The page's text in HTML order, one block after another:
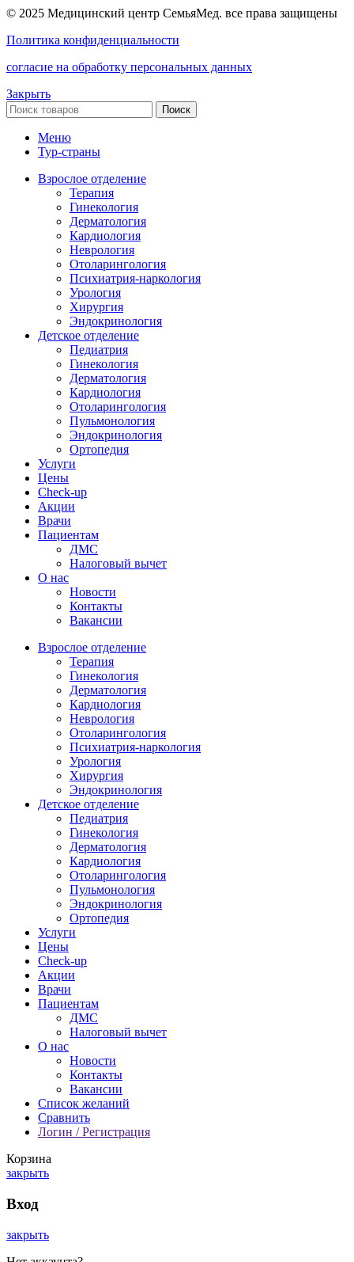
© 2025 Медицинский центр СемьяМед. все права защищены
Политика конфиденциальности
согласие на обработку персональных данных
Закрыть
Поиск
Меню
Тур-страны
Взрослое отделение
Терапия
Гинекология
Дерматология
Кардиология
Неврология
Отоларингология
Психиатрия-наркология
Урология
Хирургия
Эндокринология
Детское отделение
Педиатрия
Гинекология
Дерматология
Кардиология
Отоларингология
Пульмонология
Эндокринология
Ортопедия
Услуги
Цены
Check-up
Акции
Врачи
Пациентам
ДМС
Налоговый вычет
О нас
Новости
Контакты
Вакансии
Взрослое отделение
Терапия
Гинекология
Дерматология
Кардиология
Неврология
Отоларингология
Психиатрия-наркология
Урология
Хирургия
Эндокринология
Детское отделение
Педиатрия
Гинекология
Дерматология
Кардиология
Отоларингология
Пульмонология
Эндокринология
Ортопедия
Услуги
Цены
Check-up
Акции
Врачи
Пациентам
ДМС
Налоговый вычет
О нас
Новости
Контакты
Вакансии
Список желаний
Сравнить
Логин / Регистрация
Корзина
закрыть
Вход
закрыть